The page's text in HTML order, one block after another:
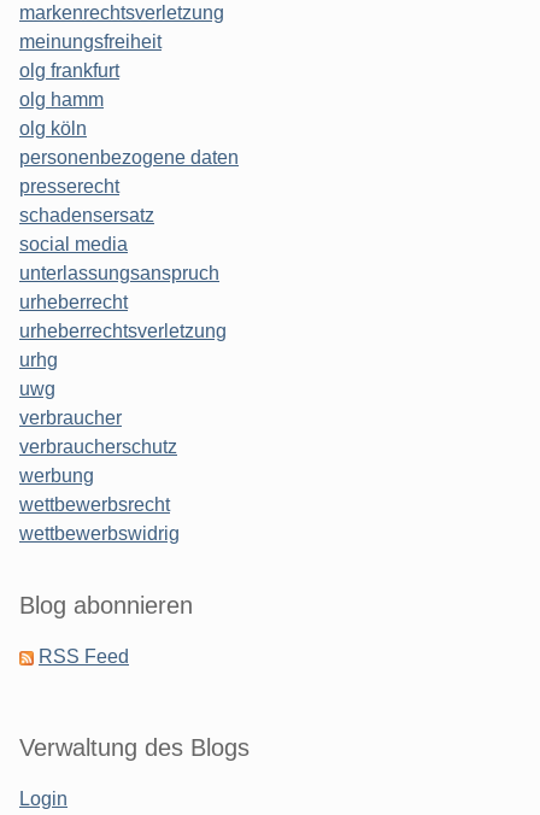
markenrechtsverletzung
meinungsfreiheit
olg frankfurt
olg hamm
olg köln
personenbezogene daten
presserecht
schadensersatz
social media
unterlassungsanspruch
urheberrecht
urheberrechtsverletzung
urhg
uwg
verbraucher
verbraucherschutz
werbung
wettbewerbsrecht
wettbewerbswidrig
Blog abonnieren
RSS Feed
Verwaltung des Blogs
Login